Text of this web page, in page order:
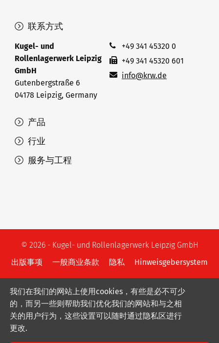
产品
行业
服务与工程
联系方式
Kugel- und
Rollenlagerwerk Leipzig
GmbH
Gutenbergstraße 6
04178 Leipzig, Germany
+49 341 45320 0
+49 341 45320 601
info@krw.de
© 2026 - Kugel- und Rollenlagerwerk Leipzig GmbH
出版事项
一般商业条款 隐私 Hinweisgebersystem
我们在我们的网站上使用cookies，有些是必不可少
的，而另一些则帮助我们优化我们的网站和与之相
关的用户行为，这些设置可以随时通过隐私区进行
更改.